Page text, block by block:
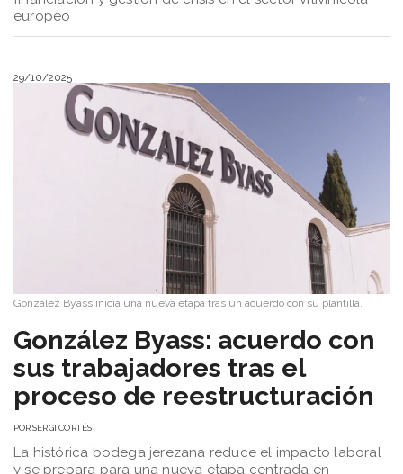
europeo
29/10/2025
González Byass inicia una nueva etapa tras un acuerdo con su plantilla.
González Byass: acuerdo con
sus trabajadores tras el
proceso de reestructuración
PORSERGI CORTÉS
La histórica bodega jerezana reduce el impacto laboral
y se prepara para una nueva etapa centrada en